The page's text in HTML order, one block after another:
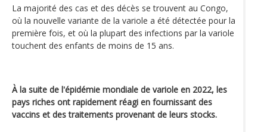
La majorité des cas et des décès se trouvent au Congo,
où la nouvelle variante de la variole a été détectée pour la
première fois, et où la plupart des infections par la variole
touchent des enfants de moins de 15 ans.
À la suite de l'épidémie mondiale de variole en 2022, les
pays riches ont rapidement réagi en fournissant des
vaccins et des traitements provenant de leurs stocks.